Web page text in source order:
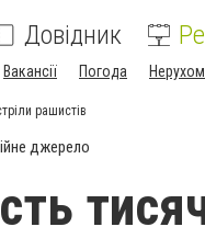
Довідник
Вакансії Погода
рашистів
джерело